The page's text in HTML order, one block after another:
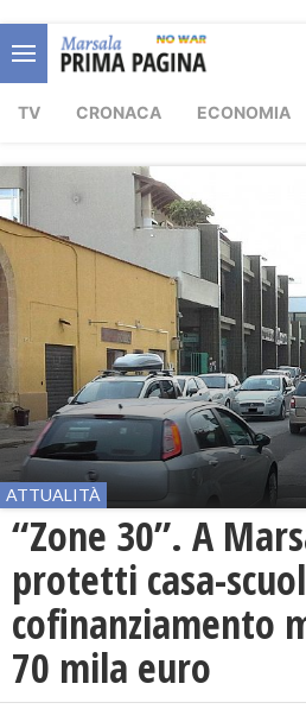
TV CRONACA ECONOMIA
ATTUALITÀ
“Zone 30”. A
protetti casa-
cofinanziamento
70 mila euro